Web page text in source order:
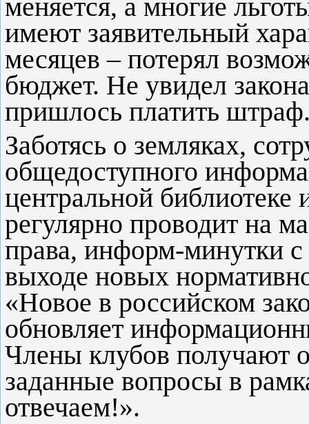
меняется, а многие
имеют заявительный
месяцев – потерял
бюджет. Не увидел
пришлось платить
Заботясь о земляках,
общедоступного
центральной
регулярно проводит на
права, информ-минутки
выходе новых
«Новое в российском
обновляет
Члены клубов получают
заданные вопросы в
отвечаем!».